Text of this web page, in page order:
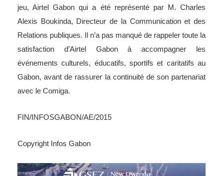
jeu, Airtel Gabon qui a été représenté par M. Charles
Alexis Boukinda, Directeur de la Communication et des
Relations publiques. Il n’a pas manqué de rappeler toute la
satisfaction d’Airtel Gabon à accompagner les
événements culturels, éducatifs, sportifs et caritatifs au
Gabon, avant de rassurer la continuité de son partenariat
avec le Comiga.
FIN/INFOSGABON/AE/2015
Copyright Infos Gabon